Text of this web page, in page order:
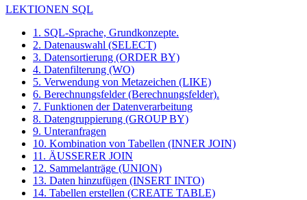
LEKTIONEN SQL
1. SQL-Sprache, Grundkonzepte.
2. Datenauswahl (SELECT)
3. Datensortierung (ORDER BY)
4. Datenfilterung (WO)
5. Verwendung von Metazeichen (LIKE)
6. Berechnungsfelder (Berechnungsfelder).
7. Funktionen der Datenverarbeitung
8. Datengruppierung (GROUP BY)
9. Unteranfragen
10. Kombination von Tabellen (INNER JOIN)
11. ÄUSSERER JOIN
12. Sammelanträge (UNION)
13. Daten hinzufügen (INSERT INTO)
14. Tabellen erstellen (CREATE TABLE)